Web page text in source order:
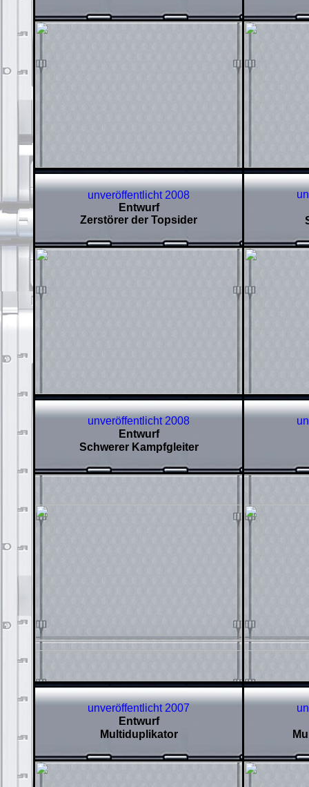
unveröffentlicht 2008
Entwurf
Zerstörer der Topsider
unveröffentlicht 2008
Entwurf
Schwerer Kampfgleiter
unveröffentlicht 2007
Entwurf
Multiduplikator